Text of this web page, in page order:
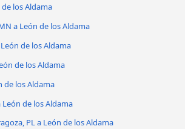
los Aldama
a León de los Aldama
de los Aldama
de los Aldama
de los Aldama
de los Aldama
PL a León de los Aldama